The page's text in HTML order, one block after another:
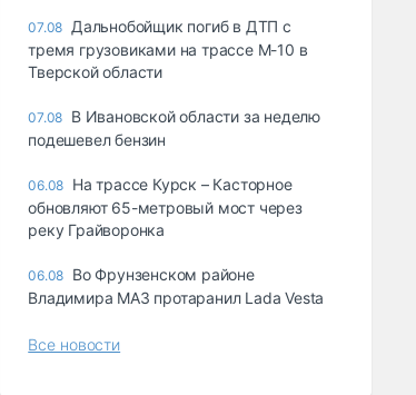
07.08 Дальнобойщик погиб в ДТП с
тремя грузовиками на трассе М-10 в
Тверской области
07.08 В Ивановской области за неделю
подешевел бензин
06.08 На трассе Курск – Касторное
обновляют 65-метровый мост через
реку Грайворонка
06.08 Во Фрунзенском районе
Владимира МАЗ протаранил Lada Vesta
Все новости